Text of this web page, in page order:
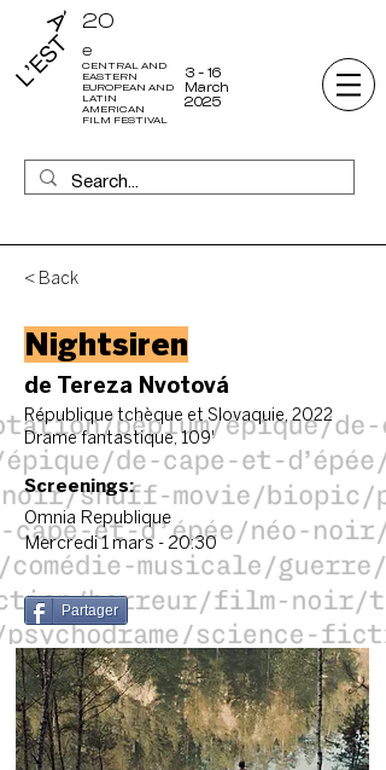
CENTRAL AND
EASTERN
EUROPEAN AND
LATIN
AMERICAN
FILM FESTIVAL
20
e
3 - 16
March
2025
< Back
Nightsiren
de Tereza Nvotová
République tchèque et Slovaquie, 2022
Drame fantastique, 109'
Screenings:
Omnia Republique
Mercredi 1 mars - 20:30
Partager